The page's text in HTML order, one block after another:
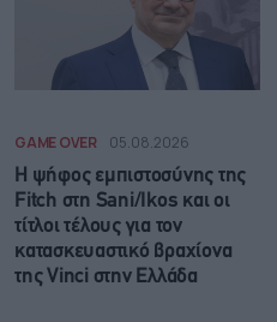
GAME OVER 05.08.2026
Η ψήφος εμπιστοσύνης της
Fitch στη Sani/Ikos και οι
τίτλοι τέλους για τον
κατασκευαστικό βραχίονα
της Vinci στην Ελλάδα